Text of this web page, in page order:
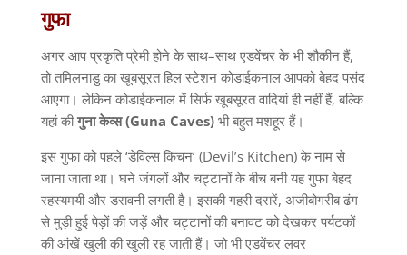
गुफा
अगर आप प्रकृति प्रेमी होने के साथ–साथ एडवेंचर के भी शौकीन हैं,
तो तमिलनाडु का खूबसूरत हिल स्टेशन कोडाईकनाल आपको बेहद पसंद
आएगा। लेकिन कोडाईकनाल में सिर्फ खूबसूरत वादियां ही नहीं हैं, बल्कि
यहां कीगुना केव्स(Guna Caves) भी बहुत मशहूर हैं।
इस गुफा को पहले‘डेविल्स किचन‘ (Devil’s Kitchen) के नाम से
जाना जाता था। घने जंगलों और चट्टानों के बीच बनी यह गुफा बेहद
रहस्यमयी और डरावनी लगती है। इसकी गहरी दरारें, अजीबोगरीब ढंग
से मुड़ी हुई पेड़ों की जड़ें और चट्टानों की बनावट को देखकर पर्यटकों
की आंखें खुली की खुली रह जाती हैं। जो भी एडवेंचर लवर